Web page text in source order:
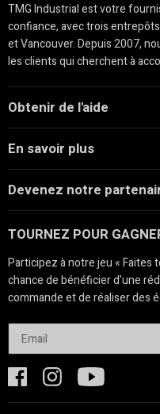
TMG Industrial est votre
confiance, avec trois
et Vancouver. Depuis 2007,
les clients qui cherchent à
Obtenir de l'aide
En savoir plus
Devenez notre
TOURNEZ POUR
Participez à notre jeu « Faites
chance de bénéficier d'une
commande et de réaliser des